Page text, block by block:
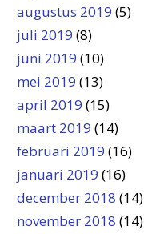
augustus 2019 (5)
juli 2019 (8)
juni 2019 (10)
mei 2019 (13)
april 2019 (15)
maart 2019 (14)
februari 2019 (16)
januari 2019 (16)
december 2018 (14)
november 2018 (14)